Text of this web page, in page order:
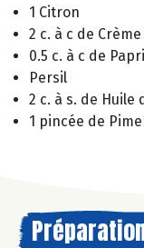
1 Citron
2 c. à c de
0.5 c. à c de
Persil
2 c. à s. de Huile
1 pincée de